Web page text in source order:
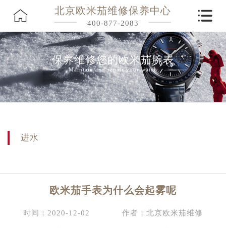
北京欧米茄维修保养中心
400-877-2083
保养维修您的欧米茄腕表
Maintain and repair your watch
进水
欧米茄手表为什么会起雾呢
时间：2020-12-02 作者：北京欧米茄维修